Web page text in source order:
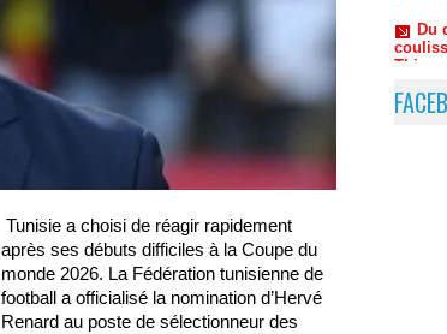
Tunisie a choisi de réagir rapidement
après ses débuts difficiles à la Coupe du
monde 2026. La Fédération tunisienne de
football a officialisé la nomination d’Hervé
Renard au poste de sélectionneur des